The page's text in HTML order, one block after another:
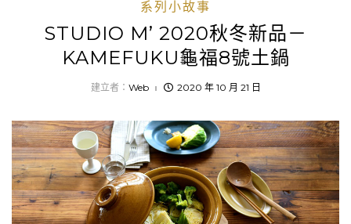
系列小故事
STUDIO M’ 2020秋冬新品－
KAMEFUKU龜福8號土鍋
建立者： Web 2020 年 10 月 21 日